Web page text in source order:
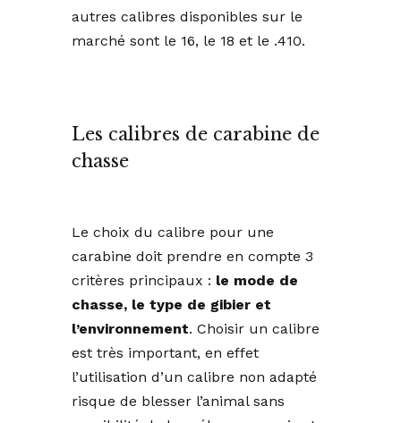
autres calibres disponibles sur le
marché sont le 16, le 18 et le .410.
Les calibres de carabine de
chasse
Le choix du calibre pour une
carabine doit prendre en compte 3
critères principaux : le mode de
chasse, le type de gibier et
l’environnement. Choisir un calibre
est très important, en effet
l’utilisation d’un calibre non adapté
risque de blesser l’animal sans